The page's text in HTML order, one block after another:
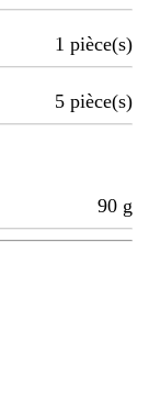
1 pièce(s)
5 pièce(s)
90 g